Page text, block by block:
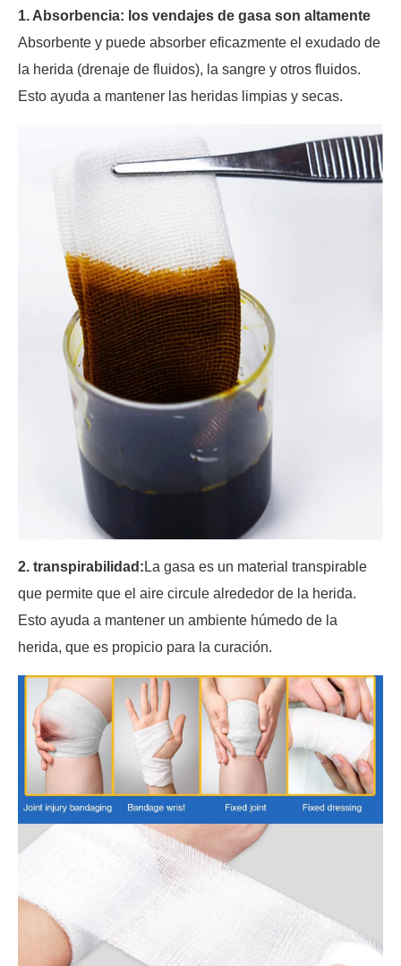
1. Absorbencia: los vendajes de gasa son altamente
Absorbente y puede absorber eficazmente el exudado de
la herida (drenaje de fluidos), la sangre y otros fluidos.
Esto ayuda a mantener las heridas limpias y secas.
2. transpirabilidad: La gasa es un material transpirable
que permite que el aire circule alrededor de la herida.
Esto ayuda a mantener un ambiente húmedo de la
herida, que es propicio para la curación.